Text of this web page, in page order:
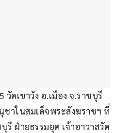
ดเขาวัง อ.เมือง จ.ราชบุรี
าในสมเด็จพระสังฆราชฯ ที่
ฝ่ายธรรมยุต เจ้าอาวาสวัด